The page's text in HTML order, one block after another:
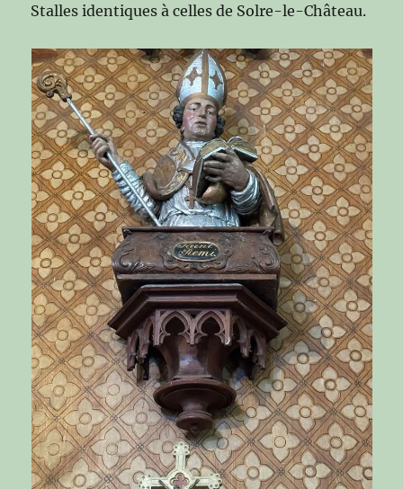
Stalles identiques à celles de Solre-le-Château.